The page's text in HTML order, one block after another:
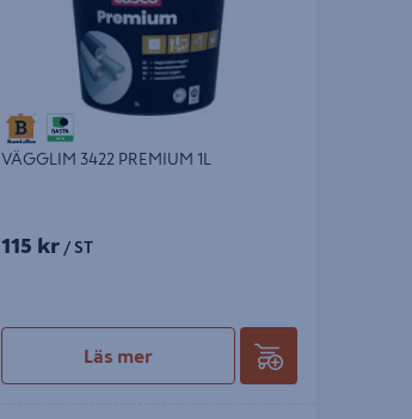
VÄGGLIM 3422 PREMIUM 1L
115 kr / ST
Läs mer